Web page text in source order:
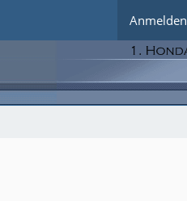
Anmelden